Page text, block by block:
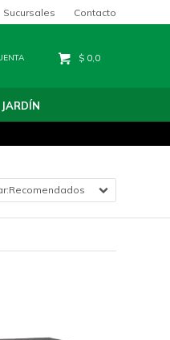
JARDÍN
$ 0,0
Sucursales Contacto
Recomendados